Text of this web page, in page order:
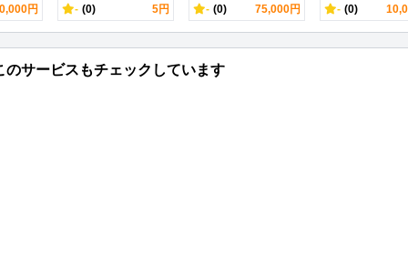
円 - (0) 5円 - (0) 75,000円 - (0)
サービスもチェックしています